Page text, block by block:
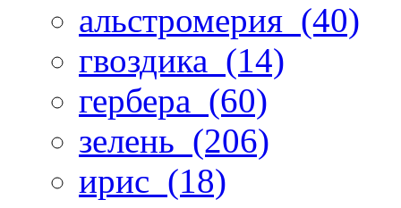
альстромерия (40)
гвоздика (14)
гербера (60)
зелень (206)
ирис (18)